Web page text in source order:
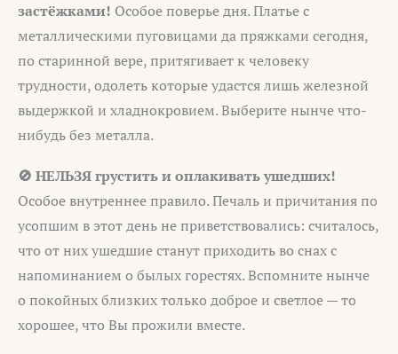
застёжками! Особое поверье дня. Платье с
металлическими пуговицами да пряжками сегодня,
по старинной вере, притягивает к человеку
трудности, одолеть которые удастся лишь железной
выдержкой и хладнокровием. Выберите нынче что-
нибудь без металла.
🚫 НЕЛЬЗЯ грустить и оплакивать ушедших!
Особое внутреннее правило. Печаль и причитания по
усопшим в этот день не приветствовались: считалось,
что от них ушедшие станут приходить во снах с
напоминанием о былых горестях. Вспомните нынче
о покойных близких только доброе и светлое — то
хорошее, что Вы прожили вместе.